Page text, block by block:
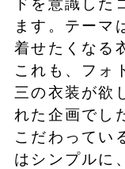
ドを意識した
ます。テーマ
着せたくなる
これも、フォ
三の衣装が欲
れた企画でし
こだわってい
はシンプルに